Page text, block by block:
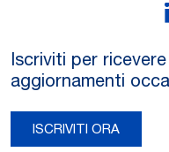
Iscriviti per
aggiornamenti
ISCRIVITI ORA